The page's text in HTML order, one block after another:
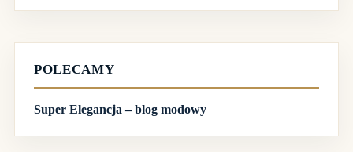
wyników
POLECAMY
Super Elegancja – blog modowy